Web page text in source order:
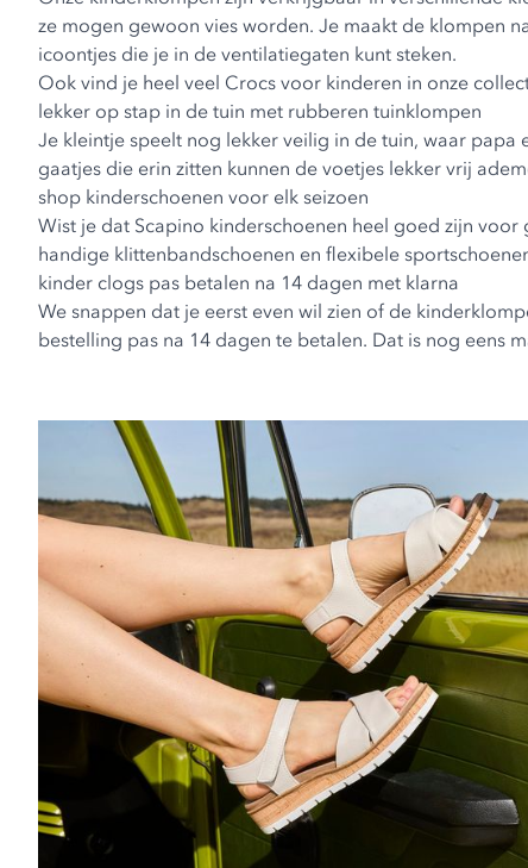
ze mogen gewoon vies worden. Je maakt de klompen
icoontjes die je in de ventilatiegaten kunt steken.
Ook vind je heel veel Crocs voor kinderen in onze
lekker op stap in de tuin met rubberen tuinklompen
Je kleintje speelt nog lekker veilig in de tuin, waar
gaatjes die erin zitten kunnen de voetjes lekker vrij
shop kinderschoenen voor elk seizoen
Wist je dat Scapino kinderschoenen heel goed zijn voor
handige klittenbandschoenen en flexibele
kinder clogs pas betalen na 14 dagen met klarna
We snappen dat je eerst even wil zien of de
bestelling pas na 14 dagen te betalen. Dat is nog eens